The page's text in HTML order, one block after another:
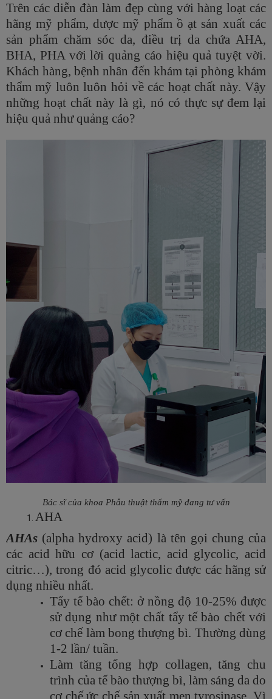
Trên các diễn đàn làm đẹp cùng với hàng loạt các
hãng mỹ phẩm, dược mỹ phẩm ồ ạt sản xuất các
sản phẩm chăm sóc da, điều trị da chứa AHA,
BHA, PHA với lời quảng cáo hiệu quả tuyệt vời.
Khách hàng, bệnh nhân đến khám tại phòng khám
thẩm mỹ luôn luôn hỏi về các hoạt chất này. Vậy
những hoạt chất này là gì, nó có thực sự đem lại
hiệu quả như quảng cáo?
Bác sĩ của khoa Phẫu thuật thẩm mỹ đang tư vấn
AHA
AHAs (alpha hydroxy acid) là tên gọi chung của
các acid hữu cơ (acid lactic, acid glycolic, acid
citric…), trong đó acid glycolic được các hãng sử
dụng nhiều nhất.
Tẩy tế bào chết: ở nồng độ 10-25% được
sử dụng như một chất tẩy tế bào chết với
cơ chế làm bong thượng bì. Thường dùng
1-2 lần/ tuần.
Làm tăng tổng hợp collagen, tăng chu
trình của tế bào thượng bì, làm sáng da do